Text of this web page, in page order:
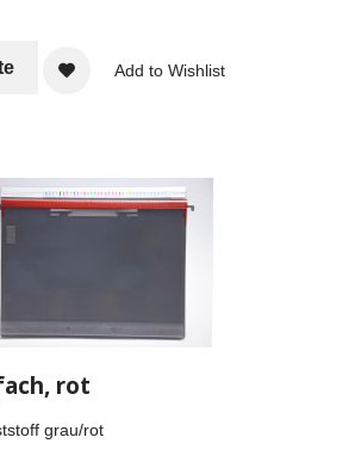
Add to Wishlist
rot
grau/rot